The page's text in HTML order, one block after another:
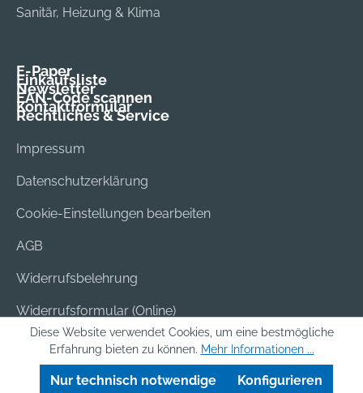
Sanitär, Heizung & Klima
E-Paper
Einkaufsliste
Newsletter
EAN-Code scannen
Kontaktformular
Rechtliches & Service
Impressum
Datenschutzerklärung
Cookie-Einstellungen bearbeiten
AGB
Widerrufsbelehrung
Widerrufsformular (Online)
Versand & Bezahlung
Batterieentsorgung
Diese Website verwendet Cookies, um eine bestmögliche
Erfahrung bieten zu können. Mehr Informationen ...
Nur technisch notwendige Konfigurieren